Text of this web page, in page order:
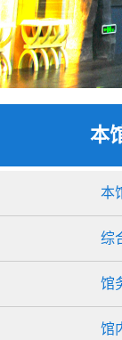
本
本
综
馆
馆